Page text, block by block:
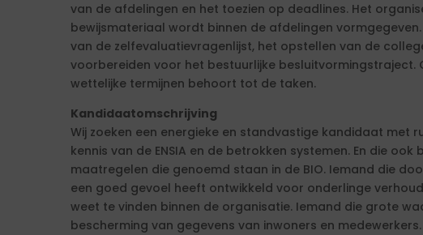
van de afdelingen en het toezien op deadlines. Het
bewijsmateriaal wordt binnen de afdelingen vormgegeven.
van de zelfevaluatievragenlijst, het opstellen van de
voorbereiden voor het bestuurlijke besluitvormingstraject.
wettelijke termijnen behoort tot de taken.
Kandidaatomschrijving
Wij zoeken een energieke en standvastige kandidaat met
kennis van de ENSIA en de betrokken systemen. En die ook
maatregelen die genoemd staan in de BIO. Iemand die
een goed gevoel heeft ontwikkeld voor onderlinge
weet te vinden binnen de organisatie. Iemand die grote
bescherming van gegevens van inwoners en